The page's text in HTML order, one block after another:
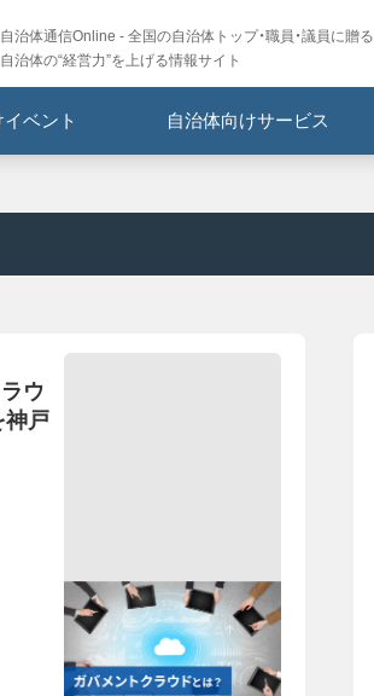
自治体通信Online - 全国の自治体トップ・職員・議員に贈る
自治体の“経営力”を上げる情報サイト
ベント 自治体向けサービス
ウ
神戸